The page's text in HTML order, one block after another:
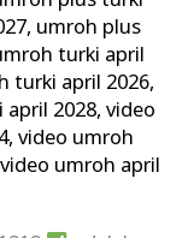
, umroh plus
turki april
turki april 2026,
2028,video
,video umroh
video umroh april